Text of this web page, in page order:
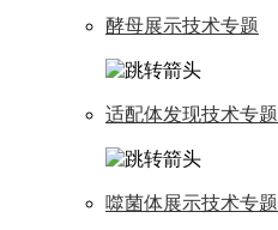
酵母展示技术专题
适配体发现技术专题
噬菌体展示技术专题